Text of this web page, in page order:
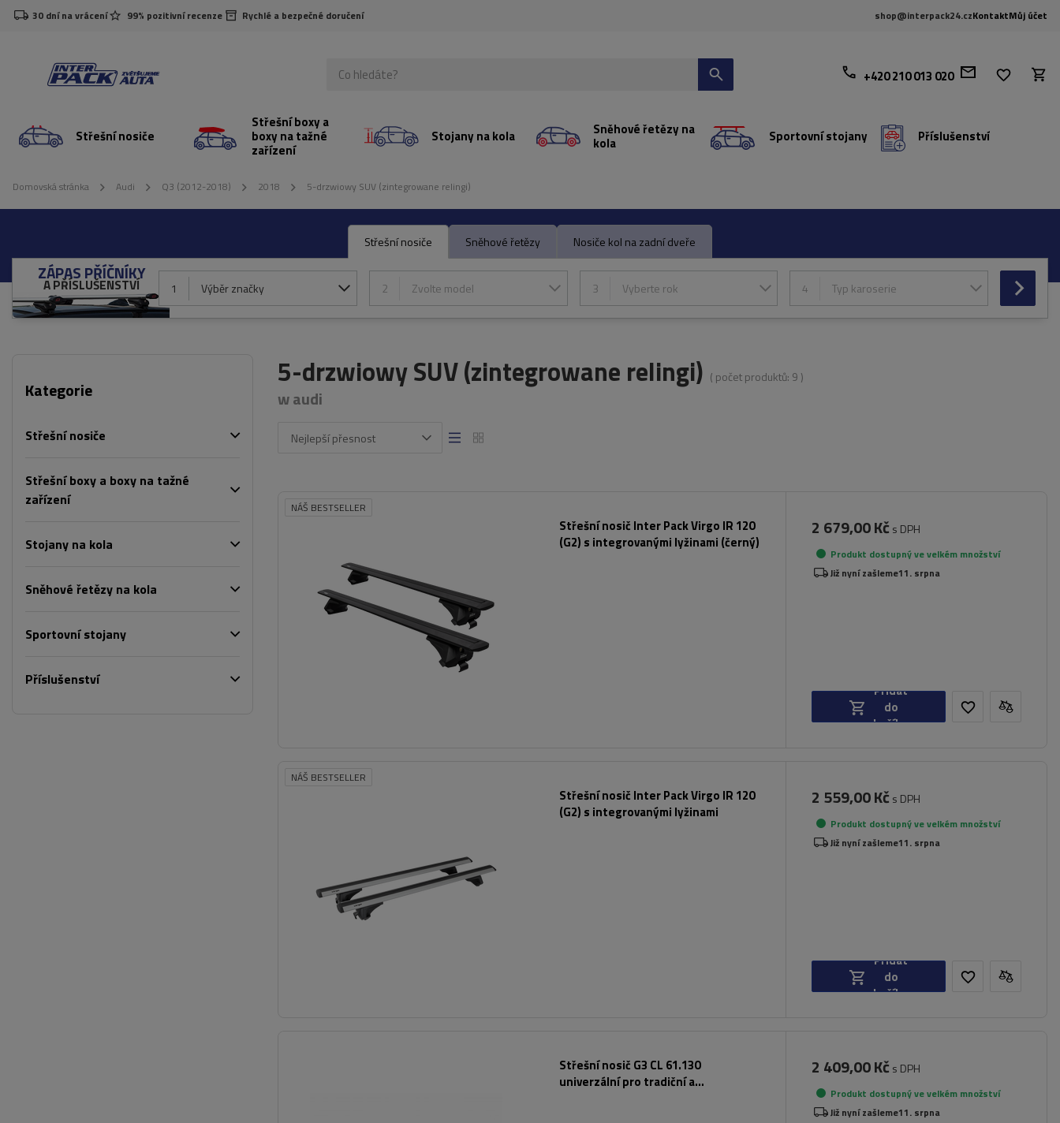
30 dní na vrácení 99% pozitivní recenze Rychlé a bezpečné doručení shop@interpack24.czKontaktMůj účet
+420 210 013 020
Střešní nosiče
Střešní boxy a
boxy na tažné
zařízení
Stojany na kola Sněhové řetězy na
kola Sportovní stojany Příslušenství
Domovská stránka Audi Q3 (2012-2018) 2018 5-drzwiowy SUV (zintegrowane relingi)
Střešní nosiče Sněhové řetězy Nosiče kol na zadní dveře
ZÁPAS PŘÍČNÍKY
A PŘÍSLUŠENSTVÍ 1 Výběr značky 2 Zvolte model 3 Vyberte rok 4 Typ karoserie
Kategorie
Střešní nosiče
Střešní boxy a boxy na tažné
zařízení
Stojany na kola
Sněhové řetězy na kola
Sportovní stojany
Příslušenství
5-drzwiowy SUV (zintegrowane relingi) ( počet produktů: 9 )
w audi
Nejlepší přesnost
NÁŠ BESTSELLER
Střešní nosič Inter Pack Virgo IR 120
(G2) s integrovanými lyžinami (černý)
2 679,00 Kč s DPH
Produkt dostupný ve velkém množství
Již nyní zašleme11. srpna
Přidat
do
košíku
NÁŠ BESTSELLER
Střešní nosič Inter Pack Virgo IR 120
(G2) s integrovanými lyžinami
2 559,00 Kč s DPH
Produkt dostupný ve velkém množství
Již nyní zašleme11. srpna
Přidat
do
košíku
Střešní nosič G3 CL 61.130
univerzální pro tradiční a
2 409,00 Kč s DPH
Produkt dostupný ve velkém množství
Již nyní zašleme11. srpna